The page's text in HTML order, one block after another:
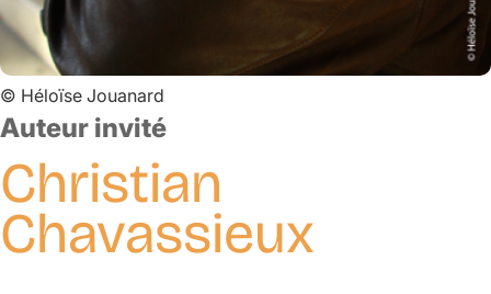
© Héloïse Jouanard
Auteur invité
Christian
Chavassieux